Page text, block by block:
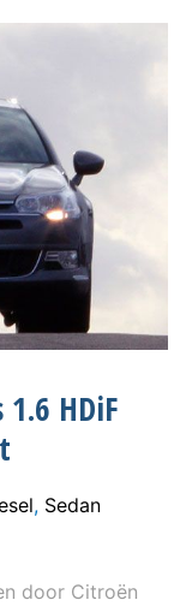
HDiF
, Sedan
door Citroën